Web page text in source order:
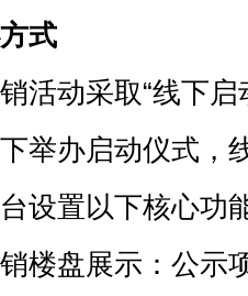
式
活动采取“线下
举办启动仪式，
设置以下核心功
销楼盘展示：公示